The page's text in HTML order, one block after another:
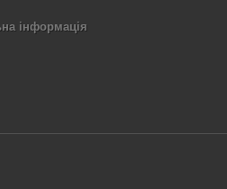
інформація